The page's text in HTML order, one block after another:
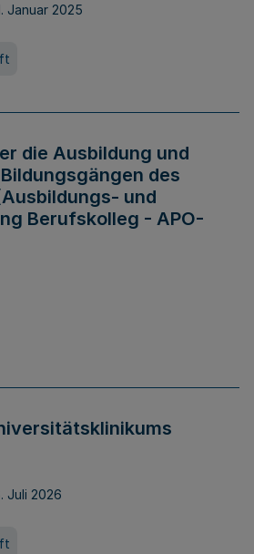
Januar 2025
die Ausbildung und
des
und
Berufskolleg - APO-
Juli 2026